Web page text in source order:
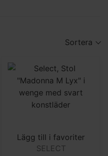
Sortera
Lägg till i favoriter
SELECT